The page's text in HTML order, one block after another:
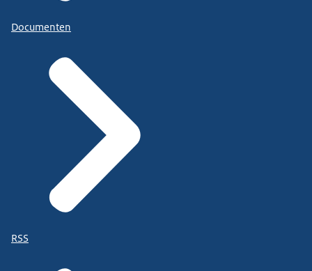
Documenten
RSS